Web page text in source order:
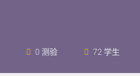
0 测验 72 学生